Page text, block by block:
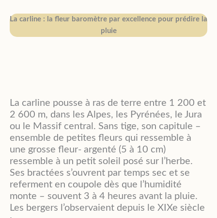
La carline : la fleur baromètre par excellence pour prédire la
pluie
La carline pousse à ras de terre entre 1 200 et
2 600 m, dans les Alpes, les Pyrénées, le Jura
ou le Massif central. Sans tige, son capitule –
ensemble de petites fleurs qui ressemble à
une grosse fleur- argenté (5 à 10 cm)
ressemble à un petit soleil posé sur l’herbe.
Ses bractées s’ouvrent par temps sec et se
referment en coupole dès que l’humidité
monte – souvent 3 à 4 heures avant la pluie.
Les bergers l’observaient depuis le XIXe siècle